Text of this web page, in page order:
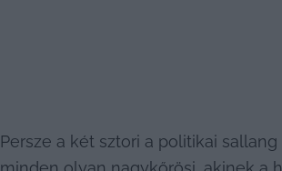
Persze a két sztori a politikai